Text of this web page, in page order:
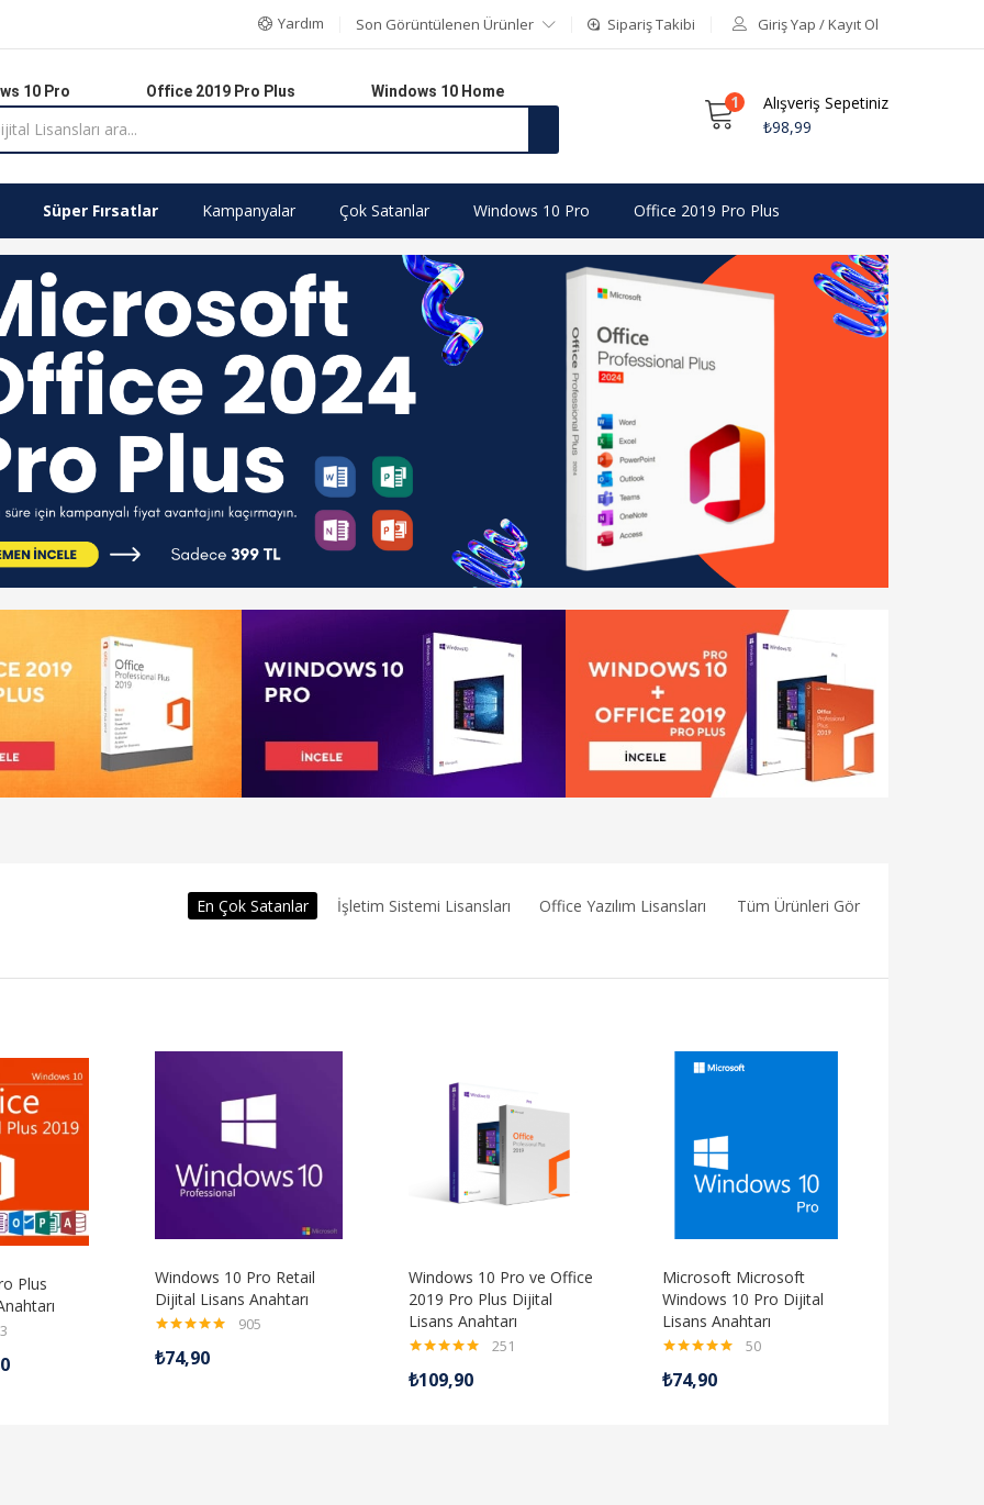
Yardım Son Görüntülenen Ürünler Sipariş Takibi Giriş Yap / Kayıt Ol
10 Pro Office 2019 Pro Plus Windows 10 Home 1
Alışveriş Sepetiniz
₺98,99
Süper Fırsatlar Kampanyalar Çok Satanlar Windows 10 Pro Office 2019 Pro Plus
Tüm Ürünleri Gör
En Çok Satanlar İşletim Sistemi Lisansları Office Yazılım Lisansları
Plus
Windows 10 Pro Retail
Dijital Lisans Anahtarı
4.98oy aldı
905
₺74,90
Windows 10 Pro ve Office
2019 Pro Plus Dijital
Lisans Anahtarı
4.99oy aldı
251
₺109,90
Microsoft Microsoft
Windows 10 Pro Dijital
Lisans Anahtarı
4.98oy aldı
50
₺74,90